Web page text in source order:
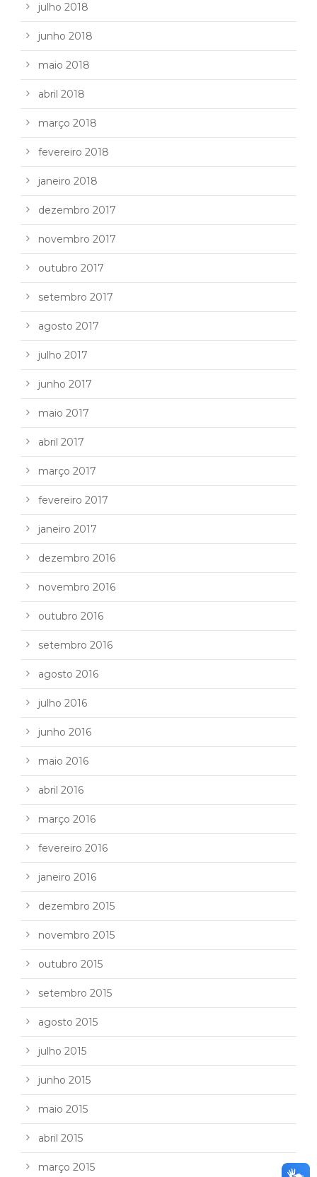
julho 2018
junho 2018
maio 2018
abril 2018
março 2018
fevereiro 2018
janeiro 2018
dezembro 2017
novembro 2017
outubro 2017
setembro 2017
agosto 2017
julho 2017
junho 2017
maio 2017
abril 2017
março 2017
fevereiro 2017
janeiro 2017
dezembro 2016
novembro 2016
outubro 2016
setembro 2016
agosto 2016
julho 2016
junho 2016
maio 2016
abril 2016
março 2016
fevereiro 2016
janeiro 2016
dezembro 2015
novembro 2015
outubro 2015
setembro 2015
agosto 2015
julho 2015
junho 2015
maio 2015
abril 2015
março 2015